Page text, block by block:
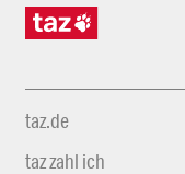
taz.de
taz zahl ich